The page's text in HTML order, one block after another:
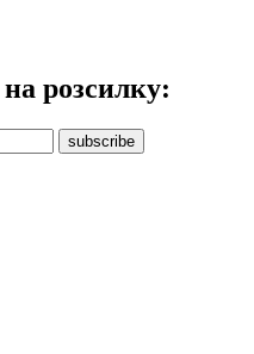
розсилку:
subscribe